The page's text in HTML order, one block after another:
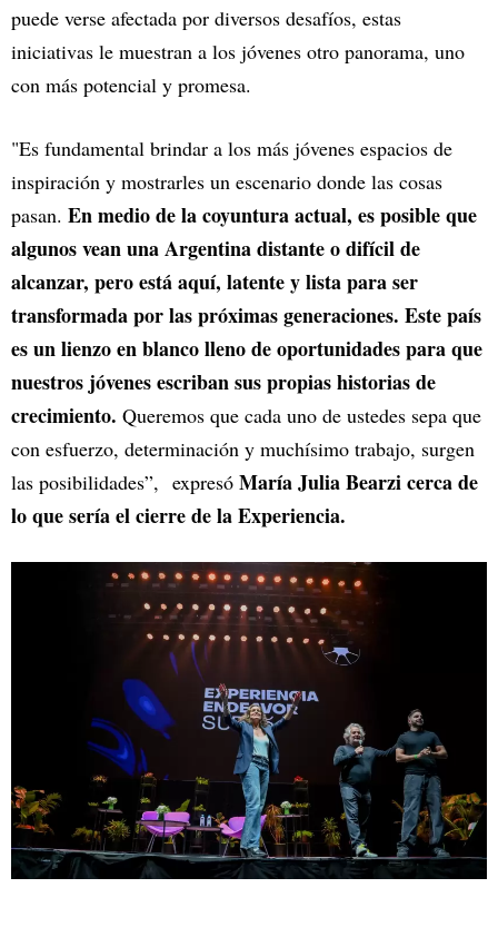
puede verse afectada por diversos desafíos, estas
iniciativas le muestran a los jóvenes otro panorama, uno
con más potencial y promesa.
"Es fundamental brindar a los más jóvenes espacios de
inspiración y mostrarles un escenario donde las cosas
pasan. En medio de la coyuntura actual, es posible que
algunos vean una Argentina distante o difícil de
alcanzar, pero está aquí, latente y lista para ser
transformada por las próximas generaciones. Este país
es un lienzo en blanco lleno de oportunidades para que
nuestros jóvenes escriban sus propias historias de
crecimiento. Queremos que cada uno de ustedes sepa que
con esfuerzo, determinación y muchísimo trabajo, surgen
las posibilidades”, expresó María Julia Bearzi cerca de
lo que sería el cierre de la Experiencia.